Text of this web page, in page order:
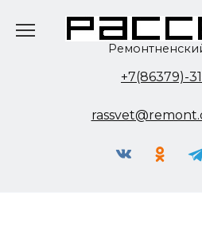
+7(86379)-